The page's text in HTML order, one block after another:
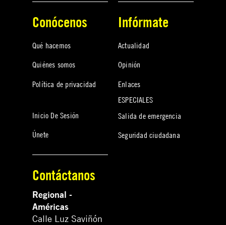
Conócenos
Qué hacemos
Quiénes somos
Política de privacidad
Inicio De Sesión
Únete
Infórmate
Actualidad
Opinión
Enlaces
ESPECIALES
Salida de emergencia
Seguridad ciudadana
Contáctanos
Regional -
Américas
Calle Luz Saviñón